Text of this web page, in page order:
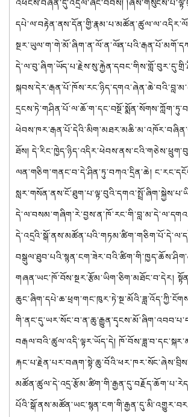
འཕངས་བཞིན་དུ་འདྲིལ་ཞིང་བབས།
ཐོས།
ལན་གཅིག་གནང་བ་དེ་ཤིན་ཏུ་བཀའ་དྲིན་ཆེ།
གཞན་ཡང་ཁོ་བོས་སྔར་རྩོམ་ཡིག་ཅིག་མཐོང་བ་དེར།
བརྒལ་བའི་ཚུལ་འདི་ལྟར་ཡོད་དེ།